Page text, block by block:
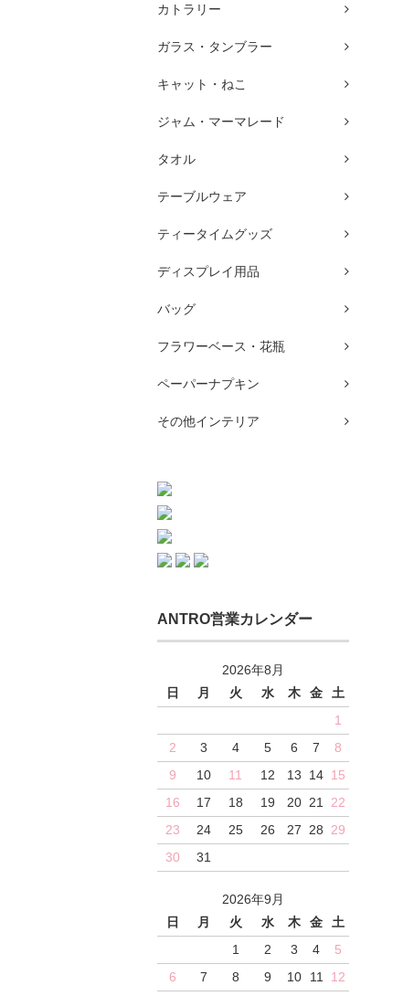
カトラリー
ガラス・タンブラー
キャット・ねこ
ジャム・マーマレード
タオル
テーブルウェア
ティータイムグッズ
ディスプレイ用品
バッグ
フラワーベース・花瓶
ペーパーナプキン
その他インテリア
ANTRO営業カレンダー
2026年8月
日
月 火 水 木 金
土
1
2
3 4 5 6 7
8
9
10 11 12 13 14 15
16
17 18 19 20 21
22
23
24 25 26 27 28
29
30
31
2026年9月
日
月 火 水 木 金
土
1
2 3 4
5
6
7 8 9 10 11
12